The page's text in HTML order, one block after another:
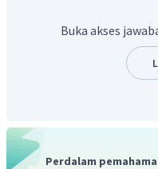
Buka akses
Perdalam